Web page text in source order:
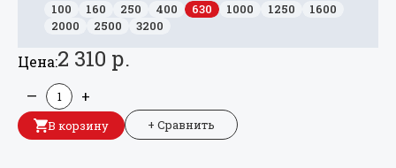
100
160 250 400 630 1000 1250
1600
2000
2500 3200
Цена:2 310 р.
— +
В корзину + Сравнить